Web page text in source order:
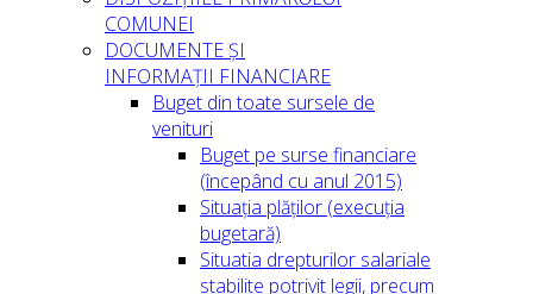
COMUNEI
DOCUMENTE ȘI
INFORMAȚII FINANCIARE
Buget din toate sursele de
venituri
Buget pe surse financiare
(începând cu anul 2015)
Situația plăților (execuția
bugetară)
Situatia drepturilor salariale
stabilite potrivit legii, precum